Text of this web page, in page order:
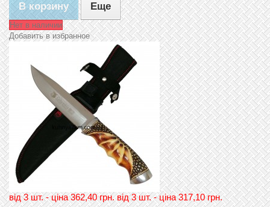
В корзину Еще
Нет в наличии
Добавить в избранное
вiд 3 шт. - цiна 362,40 грн. вiд 3 шт. - цiна 317,10 грн.